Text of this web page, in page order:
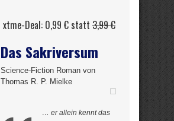
xtme-Deal: 0,99 € statt 3,99 €
Das Sakriversum
Science-Fiction Roman von
Thomas R. P. Mielke
… er allein kennt das